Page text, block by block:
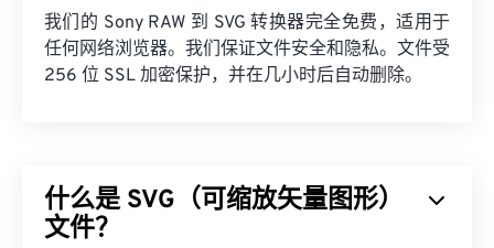
我们的 Sony RAW 到 SVG 转换器完全免费，适用于
任何网络浏览器。我们保证文件安全和隐私。文件受
256 位 SSL 加密保护，并在几小时后自动删除。
什么是 SVG（可缩放矢量图形）
文件？